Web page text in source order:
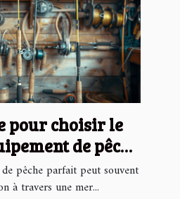
pour choisir le
de pêche
pêche parfait peut souvent
à travers une mer...